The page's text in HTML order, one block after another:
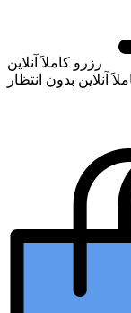
رزرو کاملاَ آنلاین
آنلاین بدون انتظار